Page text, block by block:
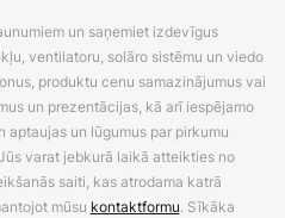
un saņemiet izdevīgus
ventilatoru, solāro sistēmu un viedo
produktu cenu samazinājumus vai
un prezentācijas, kā arī iespējamo
aptaujas un lūgumus par pirkumu
varat jebkurā laikā atteikties no
saiti, kas atrodama katrā
mūsu kontaktformu. Sīkāka